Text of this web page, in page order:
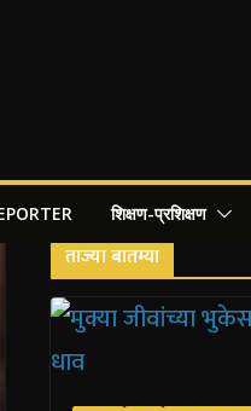
शिक्षण-प्रशिक्षण
ताज्या बातम्या